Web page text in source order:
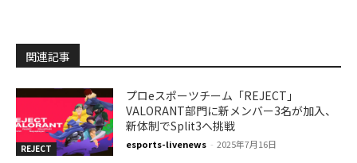
関連記事
REJECT
プロeスポーツチーム「REJECT」
VALORANT部門に新メンバー3名が加入、
新体制でSplit3へ挑戦
esports-livenews - 2025年7月16日